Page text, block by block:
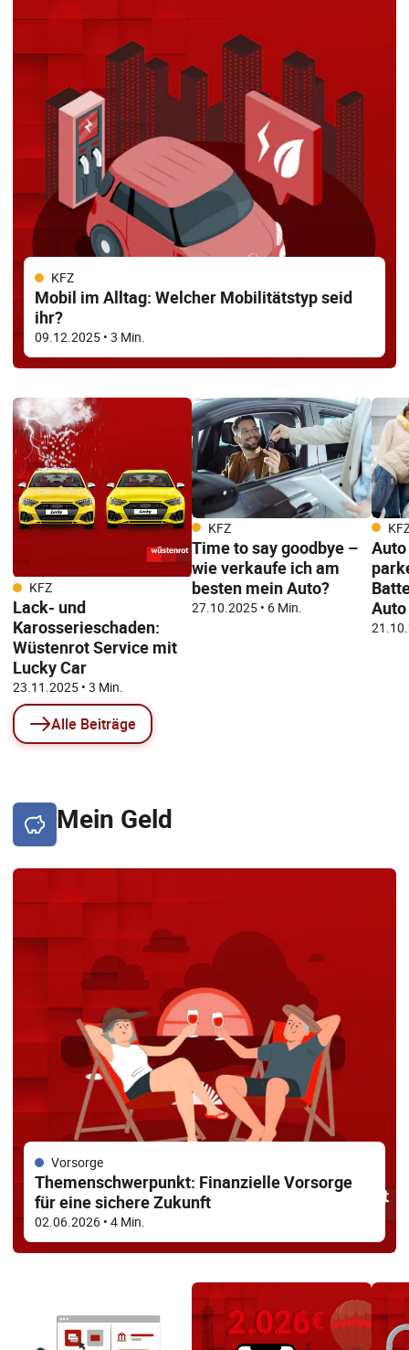
KFZ
Mobil im Alltag: Welcher Mobilitätstyp seid
ihr?
09.12.2025 • 3 Min.
KFZ
Lack- und
Karosserieschaden:
Wüstenrot Service mit
Lucky Car
23.11.2025 • 3 Min.
KFZ
Time to say goodbye –
wie verkaufe ich am
besten mein Auto?
27.10.2025 • 6 Min.
Auto
Alle Beiträge
Mein Geld
Vorsorge
Themenschwerpunkt: Finanzielle Vorsorge
für eine sichere Zukunft
02.06.2026 • 4 Min.